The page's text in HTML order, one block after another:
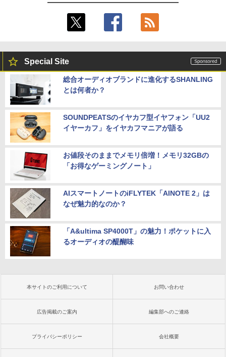
Special Site
総合オーディオブランドに進化するSHANLING
とは何者か？
SOUNDPEATSのイヤカフ型イヤフォン「UU2
イヤーカフ」をイヤカフマニアが語る
お値段そのままでメモリ倍増！メモリ32GBの
「お得なゲーミングノート」
AIスマートノートのiFLYTEK「AINOTE 2」は
なぜ魅力的なのか？
「A&ultima SP4000T」の魅力！ポケットに入
るオーディオの醍醐味
本サイトのご利用について お問い合わせ
広告掲載のご案内 編集部へのご連絡
プライバシーポリシー 会社概要